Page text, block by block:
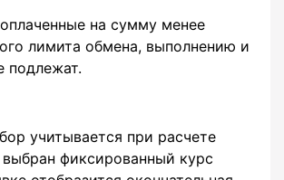
на сумму менее
лимита обмена, выполнению и
подлежат.
учитывается при расчете
фиксированный курс